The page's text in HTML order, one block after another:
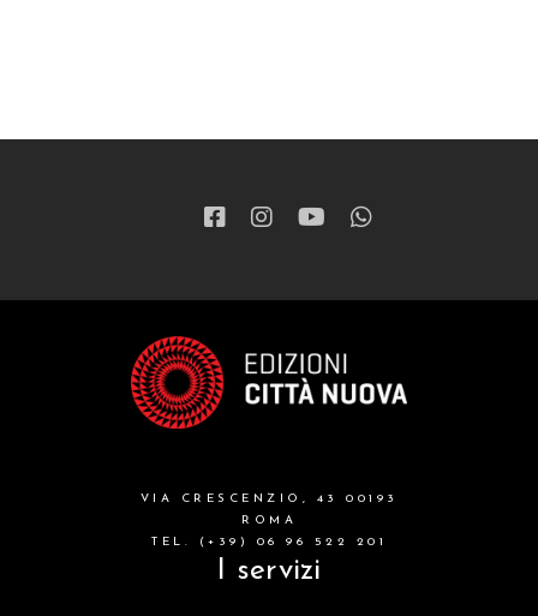
VIA CRESCENZIO, 43 00193
ROMA
TEL. (+39) 06 96 522 201
I servizi